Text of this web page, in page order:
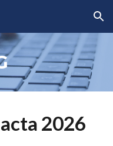
Skip to navigation
2026